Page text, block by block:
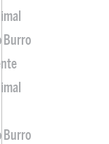
Burro
Burro